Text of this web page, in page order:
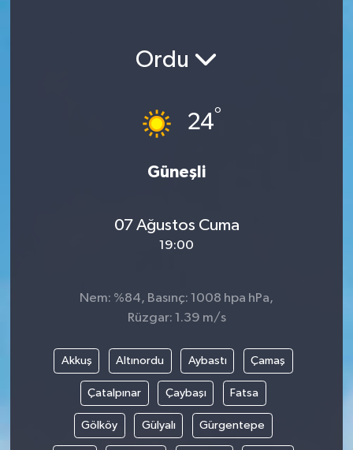
Ordu
24°
Güneşli
07 Ağustos Cuma
19:00
Nem: %84, Basınç: 1008 hpa hPa,
Rüzgar: 1.39 m/s
Akkuş Altınordu Aybastı Çamaş
Çatalpınar Çaybaşı Fatsa
Gölköy Gülyalı Gürgentepe